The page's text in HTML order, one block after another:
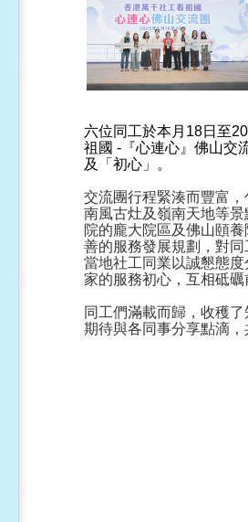
六位同工於本月18日至
祖國 -『心連心』佛山交
及「初心」。
交流團行程緊湊而豐富
南風古灶及嶺南天地等
院的龐大院區及佛山頤
善的服務發展規劃，對
當地社工同業以誠懇態
家的服務初心，互相砥礪
同工們滿載而歸，收穫
期待與各同事分享點滴，